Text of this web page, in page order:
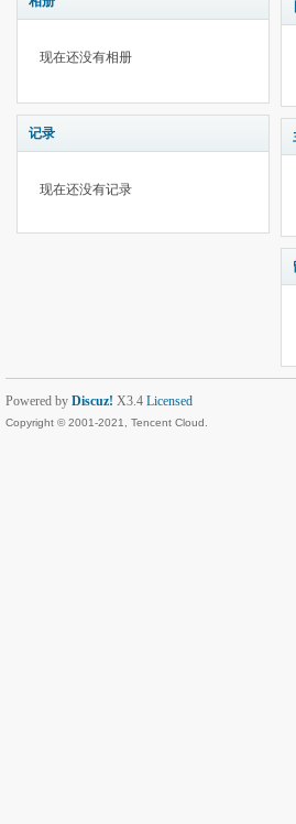
现在还没有相册
记录
现在还没有记录
Powered by Discuz! X3.4 Licensed
Copyright © 2001-2021, Tencent Cloud.